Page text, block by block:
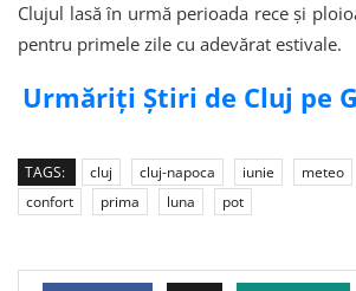
Clujul lasă în urmă perioada rece și
pentru primele zile cu adevărat estivale.
Urmăriți Știri de Cluj pe
TAGS: cluj cluj-napoca iunie meteo
confort
prima luna pot